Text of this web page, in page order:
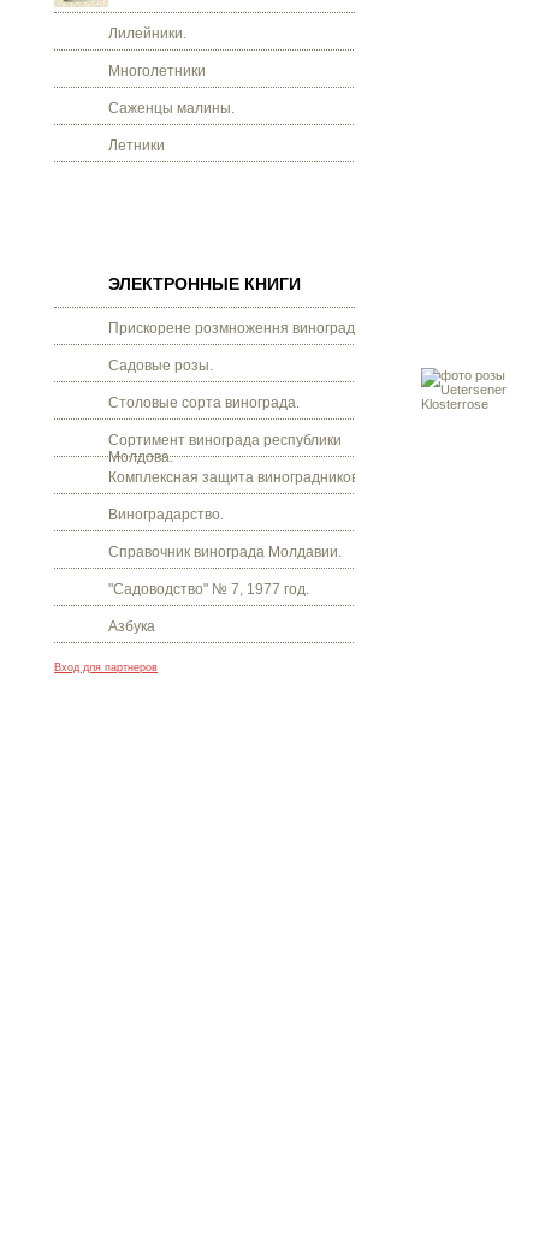
Лилейники.
Многолетники
Саженцы малины.
Летники
ЭЛЕКТРОННЫЕ КНИГИ
Прискорене розмноження винограду.
Садовые розы.
Столовые сорта винограда.
Сортимент винограда республики
Молдова.
Комплексная защита виноградников.
Виноградарство.
Справочник винограда Молдавии.
"Садоводство" № 7, 1977 год.
Азбука
Вход для партнеров